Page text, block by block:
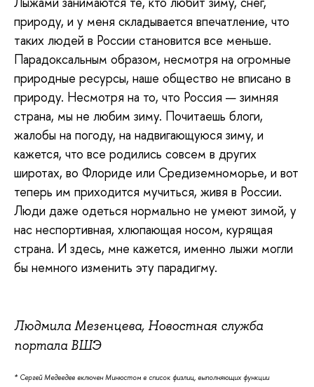
природу, и у меня складывается впечатление, что
таких людей в России становится все меньше.
Парадоксальным образом, несмотря на огромные
природные ресурсы, наше общество не вписано в
природу. Несмотря на то, что Россия — зимняя
страна, мы не любим зиму. Почитаешь блоги,
жалобы на погоду, на надвигающуюся зиму, и
кажется, что все родились совсем в других
широтах, во Флориде или Средиземноморье, и вот
теперь им приходится мучиться, живя в России.
Люди даже одеться нормально не умеют зимой, у
нас неспортивная, хлюпающая носом, курящая
страна. И здесь, мне кажется, именно лыжи могли
бы немного изменить эту парадигму.
Людмила Мезенцева, Новостная служба
портала ВШЭ
* Сергей Медведев включен Минюстом в список физлиц, выполняющих функции